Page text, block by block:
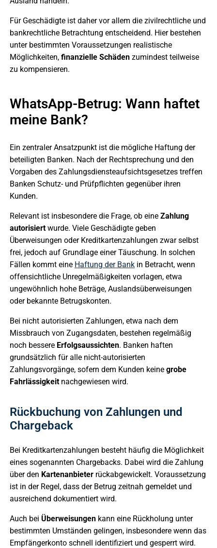
Für Geschädigte ist daher vor allem die zivilrechtliche und
bankrechtliche Betrachtung entscheidend. Hier bestehen
unter bestimmten Voraussetzungen realistische
Möglichkeiten, finanzielle Schäden zumindest teilweise
zu kompensieren.
WhatsApp-Betrug: Wann haftet
meine Bank?
Ein zentraler Ansatzpunkt ist die mögliche Haftung der
beteiligten Banken. Nach der Rechtsprechung und den
Vorgaben des Zahlungsdiensteaufsichtsgesetzes treffen
Banken Schutz- und Prüfpflichten gegenüber ihren
Kunden.
Relevant ist insbesondere die Frage, ob eine Zahlung
autorisiert wurde. Viele Geschädigte geben
Überweisungen oder Kreditkartenzahlungen zwar selbst
frei, jedoch auf Grundlage einer Täuschung. In solchen
Fällen kommt eine Haftung der Bank in Betracht, wenn
offensichtliche Unregelmäßigkeiten vorlagen, etwa
ungewöhnlich hohe Beträge, Auslandsüberweisungen
oder bekannte Betrugskonten.
Bei nicht autorisierten Zahlungen, etwa nach dem
Missbrauch von Zugangsdaten, bestehen regelmäßig
noch bessere Erfolgsaussichten. Banken haften
grundsätzlich für alle nicht-autorisierten
Zahlungsvorgänge, sofern dem Kunden keine grobe
Fahrlässigkeit nachgewiesen wird.
Rückbuchung von Zahlungen und
Chargeback
Bei Kreditkartenzahlungen besteht häufig die Möglichkeit
eines sogenannten Chargebacks. Dabei wird die Zahlung
über den Kartenanbieter rückabgewickelt. Voraussetzung
ist in der Regel, dass der Betrug zeitnah gemeldet und
ausreichend dokumentiert wird.
Auch bei Überweisungen kann eine Rückholung unter
bestimmten Umständen gelingen, insbesondere wenn das
Empfängerkonto schnell identifiziert und gesperrt wird.